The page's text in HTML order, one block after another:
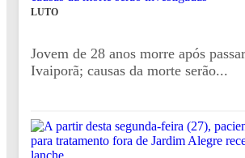
LUTO
Jovem de 28 anos morre após
Ivaiporã; causas da morte serão...